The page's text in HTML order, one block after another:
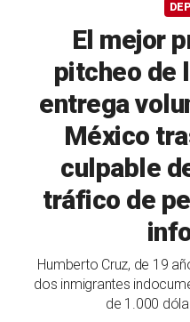
El mejor
pitcheo de
entrega
México
culpable
tráfico de
Humberto Cruz, de 19
dos inmigrantes
de 1.000